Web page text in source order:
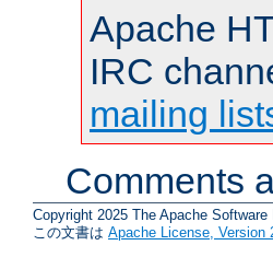
Apache
IRC
mailing
Comments
Copyright 2025 The Apache Software
この文書は Apache License, Version